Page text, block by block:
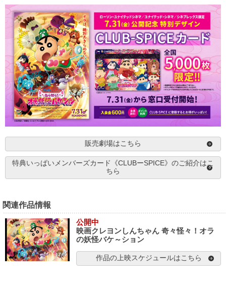
販売劇場はこちら
特典いっぱいメンバーズカード《CLUBーSPICE》のご紹介はこ
ちら
関連作品情報
公開中
映画クレヨンしんちゃん 奇々怪々！オラ
の妖怪バケ～ション
作品の上映スケジュールはこちら